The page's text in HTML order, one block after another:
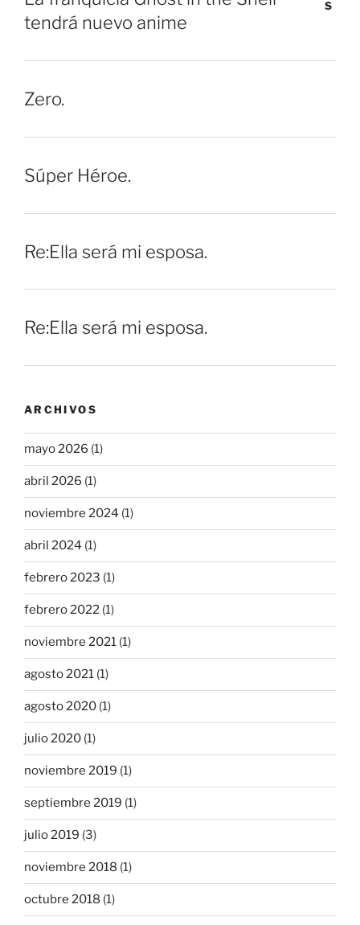
tendrá nuevo anime
Zero.
Súper Héroe.
Re:Ella será mi esposa.
Re:Ella será mi esposa.
ARCHIVOS
mayo 2026 (1)
abril 2026 (1)
noviembre 2024 (1)
abril 2024 (1)
febrero 2023 (1)
febrero 2022 (1)
noviembre 2021 (1)
agosto 2021 (1)
agosto 2020 (1)
julio 2020 (1)
noviembre 2019 (1)
septiembre 2019 (1)
julio 2019 (3)
noviembre 2018 (1)
octubre 2018 (1)